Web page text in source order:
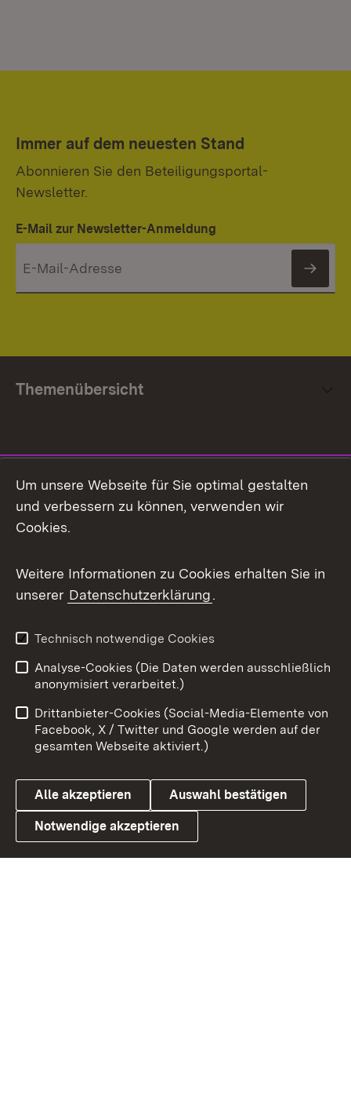
Immer auf dem neuesten Stand
Abonnieren Sie den Beteiligungsportal-
Newsletter.
E-Mail zur Newsletter-Anmeldung
Themenübersicht
Facebook
X / Twitter
Youtube
Link zum Landesportal
Impressum
Kontakt
Barrierefreiheit
Datenschutz
Cookies
Um unsere Webseite für Sie optimal gestalten
und verbessern zu können, verwenden wir
Cookies.
Weitere Informationen zu Cookies erhalten Sie in
unserer Datenschutzerklärung.
Technisch notwendige Cookies
Analyse-Cookies (Die Daten werden ausschließlich
anonymisiert verarbeitet.)
Drittanbieter-Cookies (Social-Media-Elemente von
Facebook, X / Twitter und Google werden auf der
gesamten Webseite aktiviert.)
Alle akzeptieren Auswahl bestätigen
Notwendige akzeptieren